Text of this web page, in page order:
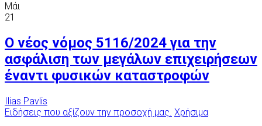
Μάι
21
Ο νέος νόμος 5116/2024 για την
ασφάλιση των μεγάλων επιχειρήσεων
έναντι φυσικών καταστροφών
Ilias Pavlis
Ειδήσεις που αξίζουν την προσοχή μας. Χρήσιμα